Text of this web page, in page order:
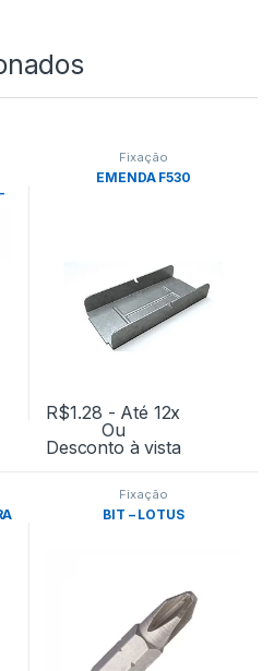
Fixação
EMENDA F530
R$1.28 - Até 12x
Ou
Desconto à vista
Fixação
BIT – LOTUS